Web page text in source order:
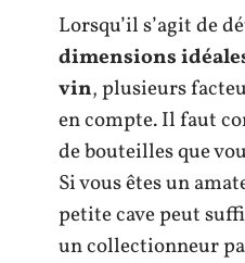
Lorsqu’il s’agit de
dimensions
vin, plusieurs
en compte. Il faut
de bouteilles que
Si vous êtes un
petite cave peut
un collectionneur